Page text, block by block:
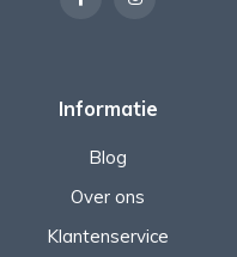
Informatie
Blog
Over ons
Klantenservice